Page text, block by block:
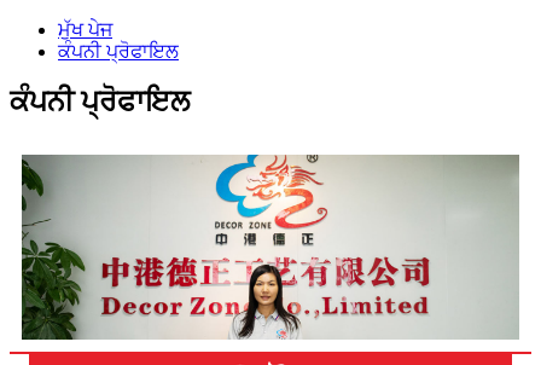
ਮੁੱਖ ਪੇਜ
ਕੰਪਨੀ ਪ੍ਰੋਫਾਇਲ
ਕੰਪਨੀ ਪ੍ਰੋਫਾਇਲ